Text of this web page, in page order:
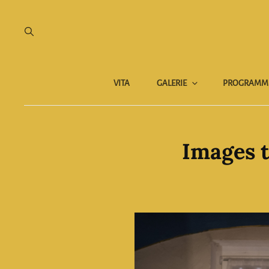
VITA GALERIE
Images